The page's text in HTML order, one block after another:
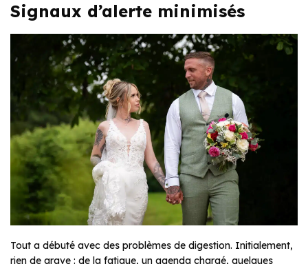
Signaux d’alerte minimisés
Tout a débuté avec des problèmes de digestion. Initialement,
rien de grave : de la fatigue, un agenda chargé, quelques